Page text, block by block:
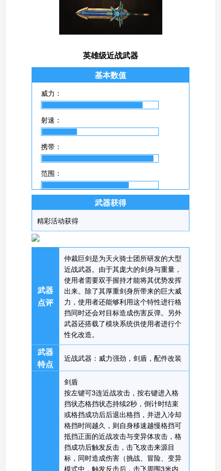
英雄级近战武器
基本数值
威力：
射速：
携带：
范围：
武器获得
精彩活动获得
武器
点评
仲裁巨剑是为天火骑士团所研发的大型
近战武器。由于其庞大的剑身与重量，
使用者需要双手握持才能将其优势发挥
出来。除了其厚重剑身所带来的巨大威
力，使用者还能够利用这个特性进行格
挡同时还会对目标造成伤害反弹。另外
武器还搭载了模块系统供使用者进行个
性化改造。
武器
特点
近战武器：威力强劲，剑盾，配件改装
剑盾
按左键可3连近战攻击，按右键进入格
挡状态格挡状态持续2秒，倒计时结束
或格挡成功后后退出格挡，并进入冷却
格挡时间越久，则自身移速越慢格挡可
抵挡正面的近战攻击与变异体攻击，格
挡成功后触发反击，击飞攻击来源目
标，同时造成伤害（挑战、冒险、变异
模式中，触发反击后，击飞周围3米内